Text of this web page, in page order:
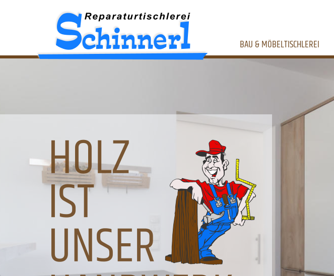
BAU & MÖBELTISCHLEREI